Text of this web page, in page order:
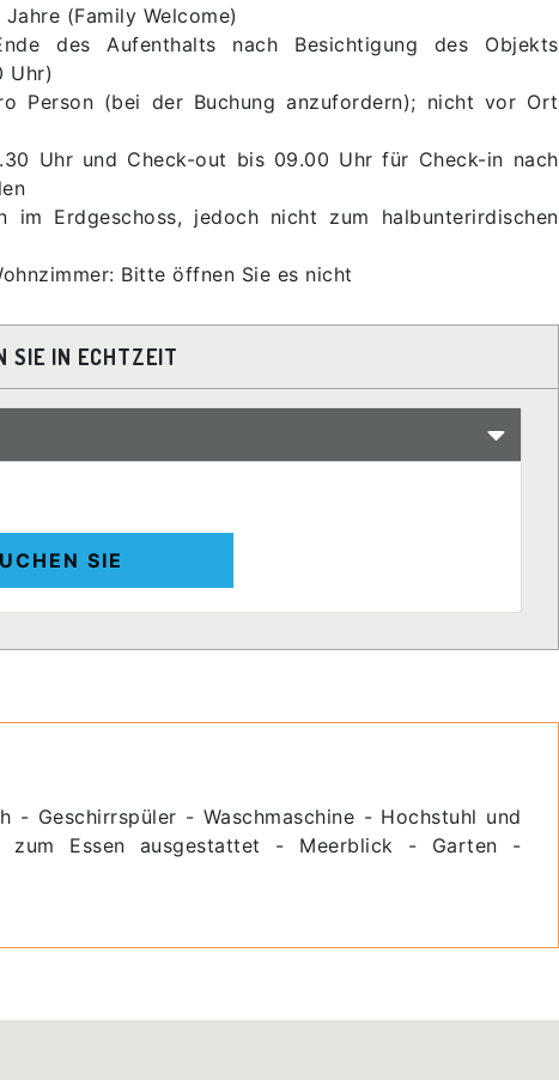
(Family Welcome)
des Aufenthalts nach Besichtigung des Objekts
Uhr)
Person (bei der Buchung anzufordern); nicht vor Ort
Uhr und Check-out bis 09.00 Uhr für Check-in nach
Erdgeschoss, jedoch nicht zum halbunterirdischen
Bitte öffnen Sie es nicht
SIE IN ECHTZEIT
SIE
- Geschirrspüler - Waschmaschine - Hochstuhl und
zum Essen ausgestattet - Meerblick - Garten -